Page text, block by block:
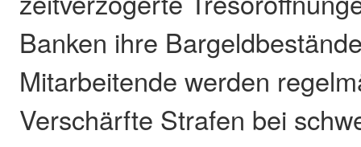
Banken ihre
Mitarbeitende werden
Verschärfte Strafen bei